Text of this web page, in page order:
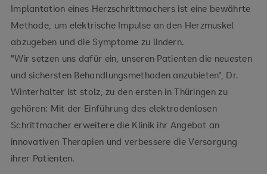
Implantation eines Herzschrittmachers ist eine bewährte
Methode, um elektrische Impulse an den Herzmuskel
abzugeben und die Symptome zu lindern.
"Wir setzen uns dafür ein, unseren Patienten die neuesten
und sichersten Behandlungsmethoden anzubieten", Dr.
Winterhalter ist stolz, zu den ersten in Thüringen zu
gehören: Mit der Einführung des elektrodenlosen
Schrittmacher erweitere die Klinik ihr Angebot an
innovativen Therapien und verbessere die Versorgung
ihrer Patienten.